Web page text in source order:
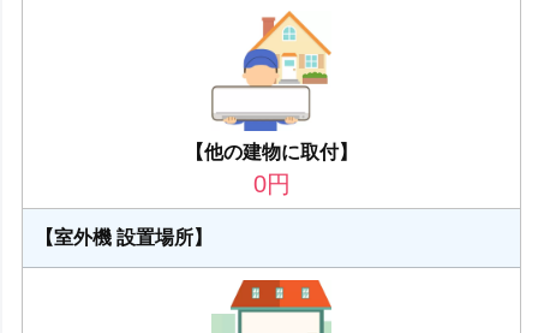
【他の建物に取付】
0円
【室外機 設置場所】